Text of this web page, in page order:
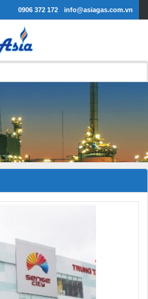
0906 372 172 info@asiagas.com.vn